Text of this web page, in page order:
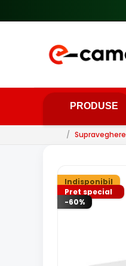
PRODUSE
/ Supraveghere
Indisponibil
Pret special
-60%